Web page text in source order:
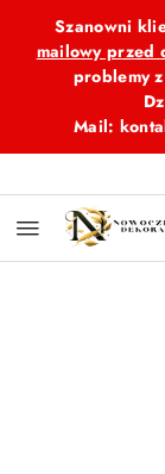
Przejdź do
Przejdź do
Przejdź do
Przejdź do
Przejdź do
Przejdź do
Szanowni
mailowy przed
problemy
Mail: